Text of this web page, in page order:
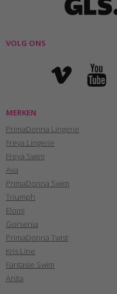
VOLG ONS
MERKEN
PrimaDonna Lingerie
Freya Lingerie
Freya Swim
Ava
PrimaDonna Swim
Triumph
Elomi
Gorsenia
PrimaDonna Twist
Kris Line
Fantasie Swim
Anita